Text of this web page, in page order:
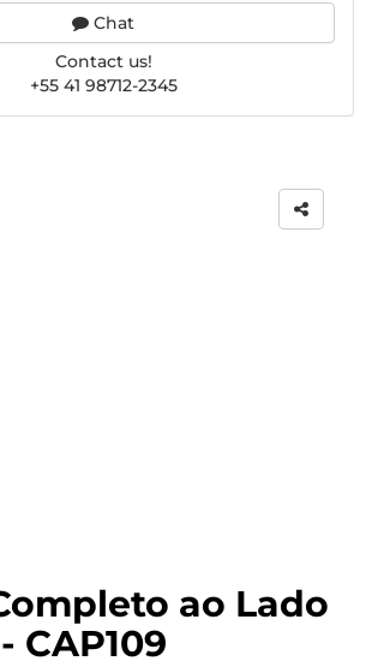
ao Lado
CAP109
Chat
Contact us!
+55 41 98712-2345